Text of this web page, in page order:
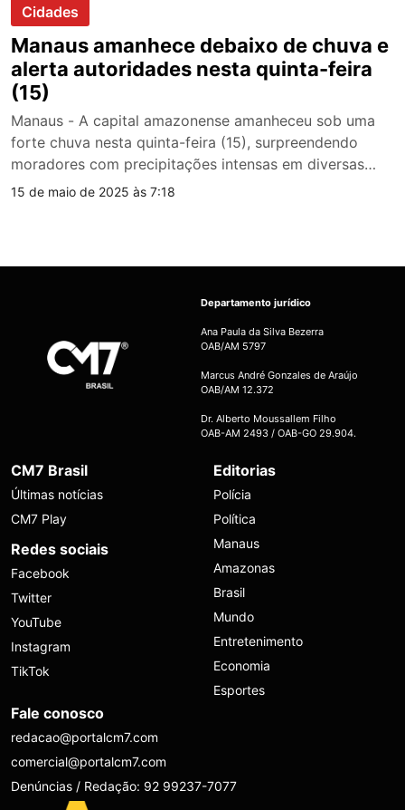
Cidades
Manaus amanhece debaixo de chuva e
alerta autoridades nesta quinta-feira
(15)
Manaus - A capital amazonense amanheceu sob uma
forte chuva nesta quinta-feira (15), surpreendendo
moradores com precipitações intensas em diversas…
15 de maio de 2025 às 7:18
Departamento jurídico
Ana Paula da Silva Bezerra
OAB/AM 5797
Marcus André Gonzales de Araújo
OAB/AM 12.372
Dr. Alberto Moussallem Filho
OAB-AM 2493 / OAB-GO 29.904.
CM7 Brasil
Últimas notícias
CM7 Play
Redes sociais
Facebook
Twitter
YouTube
Instagram
TikTok
Editorias
Polícia
Política
Manaus
Amazonas
Brasil
Mundo
Entretenimento
Economia
Esportes
Fale conosco
redacao@portalcm7.com
comercial@portalcm7.com
Denúncias / Redação: 92 99237-7077